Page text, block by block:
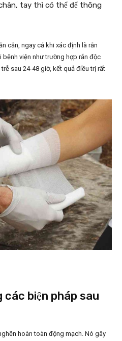
tay thì có thể để thõng
cắn, ngay cả khi xác định là rắn
bệnh viện như trường hợp rắn độc
sau 24-48 giờ, kết quả điều trị rất
các biện pháp sau
hoàn toàn động mạch. Nó gây